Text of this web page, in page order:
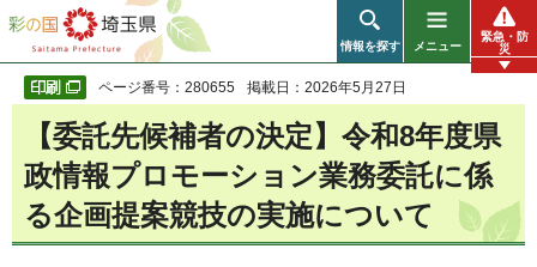
彩の国 埼玉県
情報を探す メニュー
緊急・防
災
ページ番号：280655 掲載日：2026年5月27日
【委託先候補者の決定】令和8年度県
政情報プロモーション業務委託に係
る企画提案競技の実施について